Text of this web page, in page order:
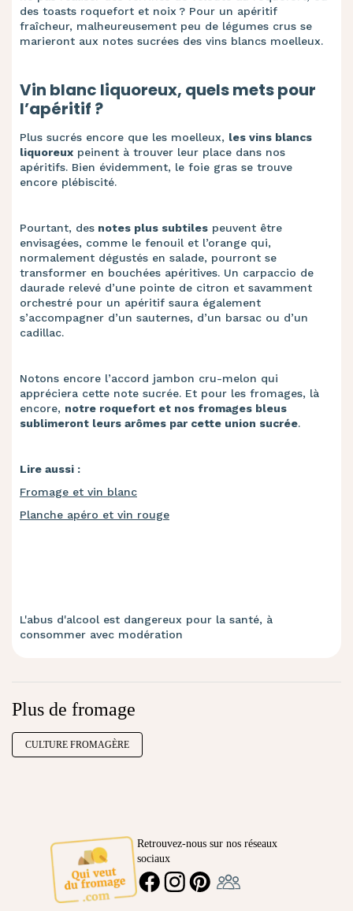
des toasts roquefort et noix ? Pour un apéritif
fraîcheur, malheureusement peu de légumes crus se
marieront aux notes sucrées des vins blancs moelleux.
Vin blanc liquoreux, quels mets pour
l’apéritif ?
Plus sucrés encore que les moelleux, les vins blancs
liquoreux peinent à trouver leur place dans nos
apéritifs. Bien évidemment, le foie gras se trouve
encore plébiscité.
Pourtant, des notes plus subtiles peuvent être
envisagées, comme le fenouil et l’orange qui,
normalement dégustés en salade, pourront se
transformer en bouchées apéritives. Un carpaccio de
daurade relevé d’une pointe de citron et savamment
orchestré pour un apéritif saura également
s’accompagner d’un sauternes, d’un barsac ou d’un
cadillac.
Notons encore l’accord jambon cru-melon qui
appréciera cette note sucrée. Et pour les fromages, là
encore, notre roquefort et nos fromages bleus
sublimeront leurs arômes par cette union sucrée.
Lire aussi :
Fromage et vin blanc
Planche apéro et vin rouge
L'abus d'alcool est dangereux pour la santé, à
consommer avec modération
Plus de fromage
CULTURE FROMAGÈRE
Retrouvez-nous sur nos réseaux
sociaux
FACEBOOKINSTAGRAMPINTEREST